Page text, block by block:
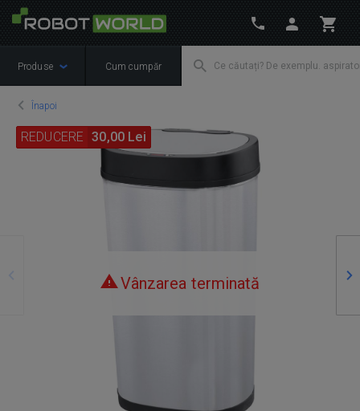
Produse Cum cumpăr
Înapoi
Vânzarea terminată
REDUCERE 30,00 Lei